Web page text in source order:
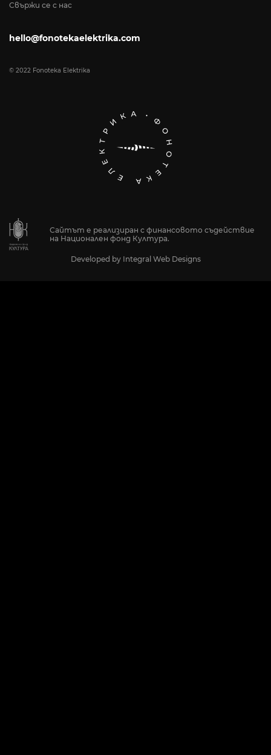
Свържи се с нас
hello@fonotekaelektrika.com
© 2022 Fonoteka Elektrika
Сайтът е реализиран с финансовото съдействие
на Национален фонд Култура.
Developed by Integral Web Designs